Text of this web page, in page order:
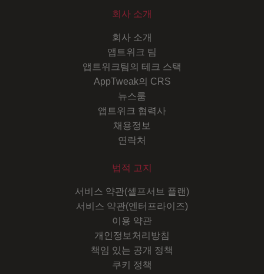
회사 소개
회사 소개
앱트위크 팀
앱트위크팀의 테크 스택
AppTweak의 CRS
뉴스룸
앱트위크 협력사
채용정보
연락처
법적 고지
서비스 약관(셀프서브 플랜)
서비스 약관(엔터프라이즈)
이용 약관
개인정보처리방침
책임 있는 공개 정책
쿠키 정책